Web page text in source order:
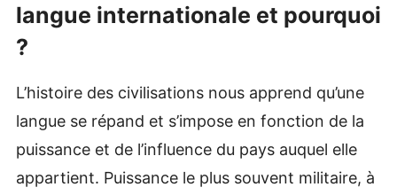
langue internationale et pourquoi
?
L’histoire des civilisations nous apprend qu’une
langue se répand et s’impose en fonction de la
puissance et de l’influence du pays auquel elle
appartient. Puissance le plus souvent militaire, à